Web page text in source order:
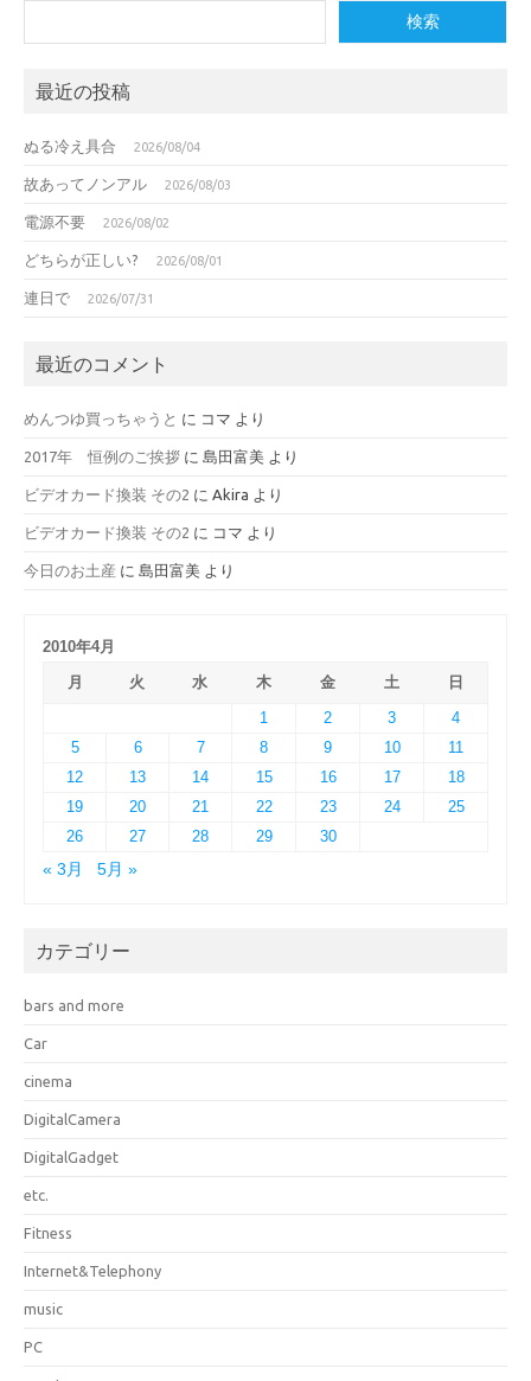
検索
最近の投稿
ぬる冷え具合 2026/08/04
故あってノンアル 2026/08/03
電源不要 2026/08/02
どちらが正しい? 2026/08/01
連日で 2026/07/31
最近のコメント
めんつゆ買っちゃうと に コマ より
2017年 恒例のご挨拶 に 島田富美 より
ビデオカード換装 その2 に Akira より
ビデオカード換装 その2 に コマ より
今日のお土産 に 島田富美 より
2010年4月
月
火 水 木 金 土
日
1
2 3
4
5
6 7 8 9 10
11
12
13 14 15 16 17
18
19
20 21 22 23 24
25
26
27 28 29
30
« 3月
5月 »
カテゴリー
bars and more
Car
cinema
DigitalCamera
DigitalGadget
etc.
Fitness
Internet&Telephony
music
PC